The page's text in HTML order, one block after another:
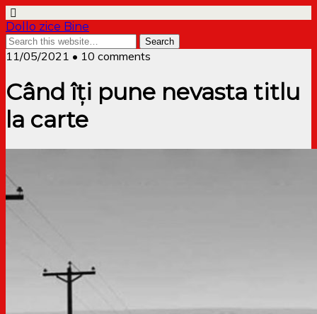
Dollo zice Bine
11/05/2021 • 10 comments
Când îți pune nevasta titlu
la carte